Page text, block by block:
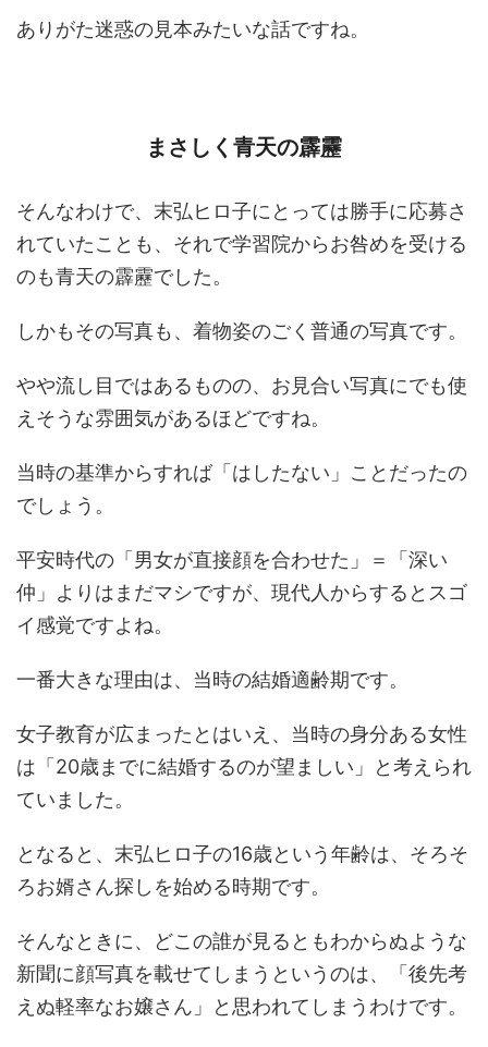
ありがた迷惑の見本みたいな話ですね。
まさしく青天の霹靂
そんなわけで、末弘ヒロ子にとっては勝手に応募さ
れていたことも、それで学習院からお咎めを受ける
のも青天の霹靂でした。
しかもその写真も、着物姿のごく普通の写真です。
やや流し目ではあるものの、お見合い写真にでも使
えそうな雰囲気があるほどですね。
当時の基準からすれば「はしたない」ことだったの
でしょう。
平安時代の「男女が直接顔を合わせた」＝「深い
仲」よりはまだマシですが、現代人からするとスゴ
イ感覚ですよね。
一番大きな理由は、当時の結婚適齢期です。
女子教育が広まったとはいえ、当時の身分ある女性
は「20歳までに結婚するのが望ましい」と考えられ
ていました。
となると、末弘ヒロ子の16歳という年齢は、そろそ
ろお婿さん探しを始める時期です。
そんなときに、どこの誰が見るともわからぬような
新聞に顔写真を載せてしまうというのは、「後先考
えぬ軽率なお嬢さん」と思われてしまうわけです。